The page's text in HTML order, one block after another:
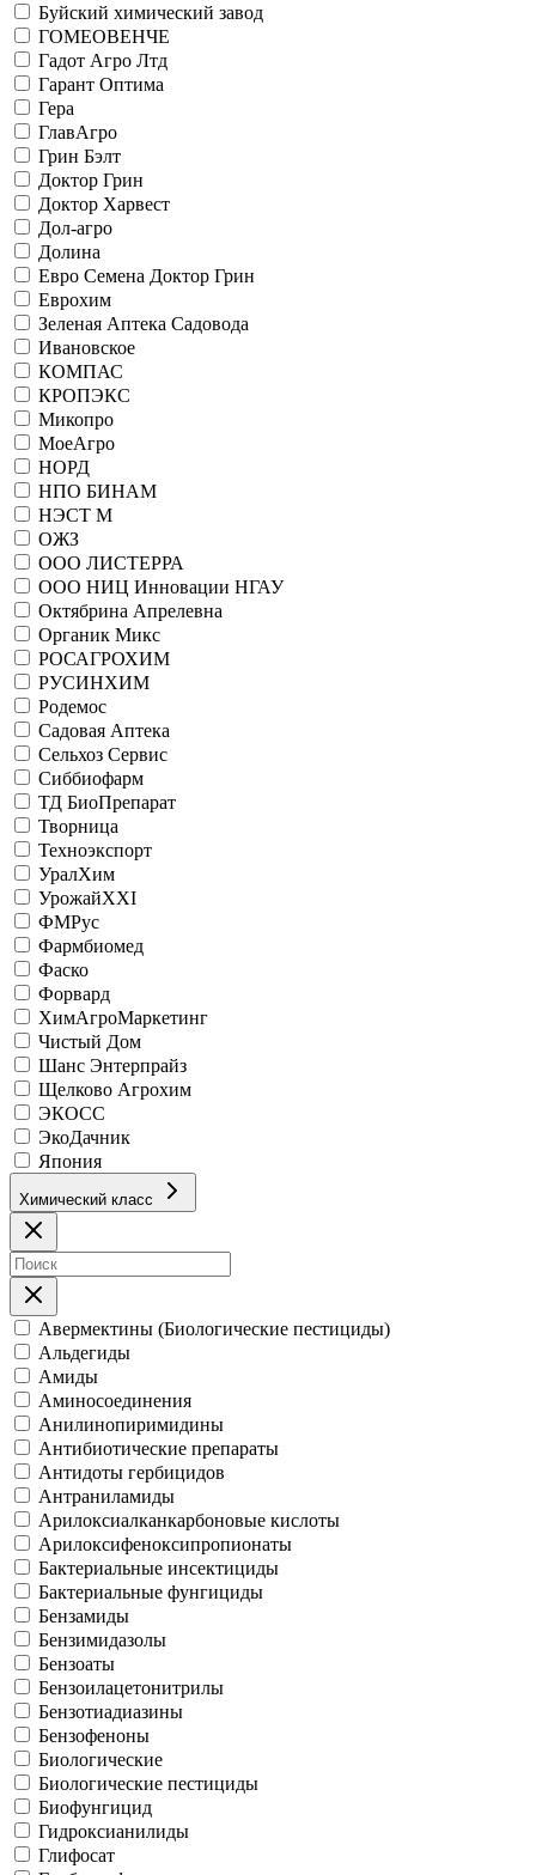
Буйский химический завод
ГОМЕОВЕНЧЕ
Гадот Агро Лтд
Гарант Оптима
Гера
ГлавАгро
Грин Бэлт
Доктор Грин
Доктор Харвест
Дол-агро
Долина
Евро Семена Доктор Грин
Еврохим
Зеленая Аптека Садовода
Ивановское
КОМПАС
КРОПЭКС
Микопро
МоеАгро
НОРД
НПО БИНАМ
НЭСТ М
ОЖЗ
ООО ЛИСТЕРРА
ООО НИЦ Инновации НГАУ
Октябрина Апрелевна
Органик Микс
РОСАГРОХИМ
РУСИНХИМ
Родемос
Садовая Аптека
Сельхоз Сервис
Сиббиофарм
ТД БиоПрепарат
Творница
Техноэкспорт
УралХим
УрожайХХI
ФМРус
Фармбиомед
Фаско
Форвард
ХимАгроМаркетинг
Чистый Дом
Шанс Энтерпрайз
Щелково Агрохим
ЭКОСС
ЭкоДачник
Япония
Химический класс
Авермектины (Биологические пестициды)
Альдегиды
Амиды
Аминосоединения
Анилинопиримидины
Антибиотические препараты
Антидоты гербицидов
Антраниламиды
Арилоксиалканкарбоновые кислоты
Арилоксифеноксипропионаты
Бактериальные инсектициды
Бактериальные фунгициды
Бензамиды
Бензимидазолы
Бензоаты
Бензоилацетонитрилы
Бензотиадиазины
Бензофеноны
Биологические
Биологические пестициды
Биофунгицид
Гидроксианилиды
Глифосат